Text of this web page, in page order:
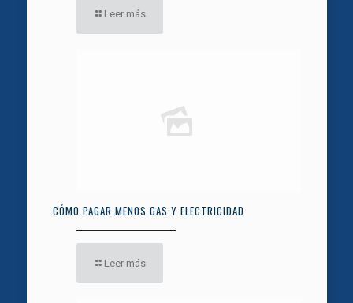
Leer más
CÓMO PAGAR MENOS GAS Y ELECTRICIDAD
Leer más